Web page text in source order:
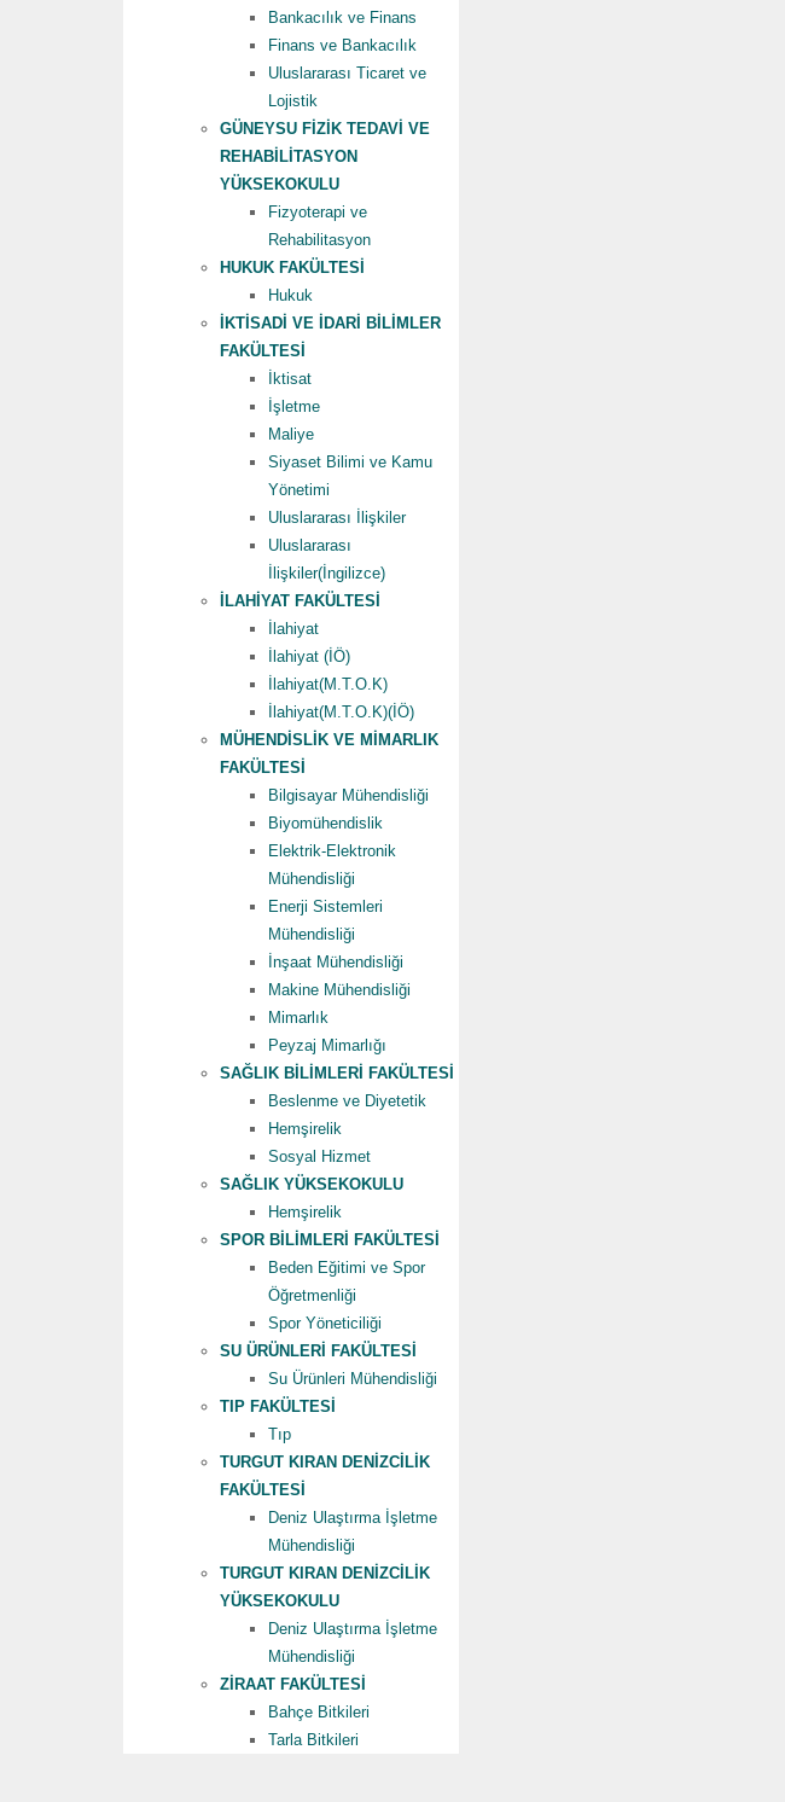
Bankacılık ve Finans
Finans ve Bankacılık
Uluslararası Ticaret ve
Lojistik
GÜNEYSU FİZİK TEDAVİ VE
REHABİLİTASYON
YÜKSEKOKULU
Fizyoterapi ve
Rehabilitasyon
HUKUK FAKÜLTESİ
Hukuk
İKTİSADİ VE İDARİ BİLİMLER
FAKÜLTESİ
İktisat
İşletme
Maliye
Siyaset Bilimi ve Kamu
Yönetimi
Uluslararası İlişkiler
Uluslararası
İlişkiler(İngilizce)
İLAHİYAT FAKÜLTESİ
İlahiyat
İlahiyat (İÖ)
İlahiyat(M.T.O.K)
İlahiyat(M.T.O.K)(İÖ)
MÜHENDİSLİK VE MİMARLIK
FAKÜLTESİ
Bilgisayar Mühendisliği
Biyomühendislik
Elektrik-Elektronik
Mühendisliği
Enerji Sistemleri
Mühendisliği
İnşaat Mühendisliği
Makine Mühendisliği
Mimarlık
Peyzaj Mimarlığı
SAĞLIK BİLİMLERİ FAKÜLTESİ
Beslenme ve Diyetetik
Hemşirelik
Sosyal Hizmet
SAĞLIK YÜKSEKOKULU
Hemşirelik
SPOR BİLİMLERİ FAKÜLTESİ
Beden Eğitimi ve Spor
Öğretmenliği
Spor Yöneticiliği
SU ÜRÜNLERİ FAKÜLTESİ
Su Ürünleri Mühendisliği
TIP FAKÜLTESİ
Tıp
TURGUT KIRAN DENİZCİLİK
FAKÜLTESİ
Deniz Ulaştırma İşletme
Mühendisliği
TURGUT KIRAN DENİZCİLİK
YÜKSEKOKULU
Deniz Ulaştırma İşletme
Mühendisliği
ZİRAAT FAKÜLTESİ
Bahçe Bitkileri
Tarla Bitkileri